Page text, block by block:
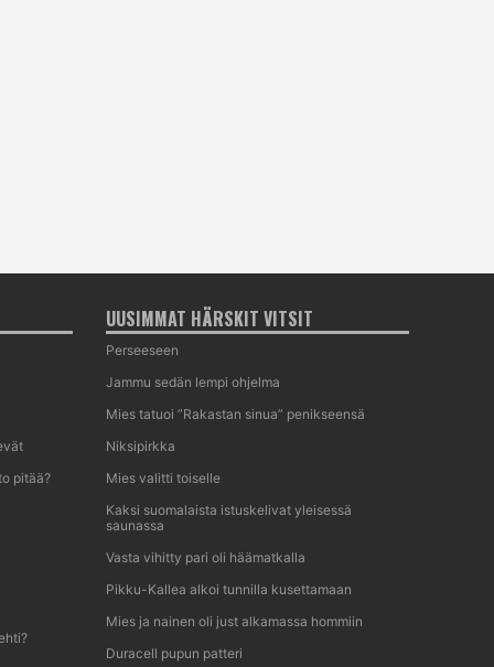
pitää?
UUSIMMAT HÄRSKIT VITSIT
Perseeseen
Jammu sedän lempi ohjelma
Mies tatuoi ”Rakastan sinua” penikseensä
Niksipirkka
Mies valitti toiselle
Kaksi suomalaista istuskelivat yleisessä
saunassa
Vasta vihitty pari oli häämatkalla
Pikku-Kallea alkoi tunnilla kusettamaan
Mies ja nainen oli just alkamassa hommiin
Duracell pupun patteri